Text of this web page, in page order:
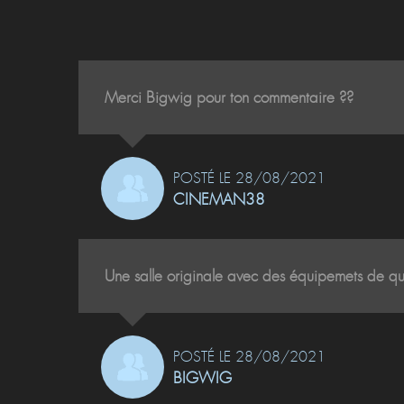
Merci Bigwig pour ton commentaire ??
POSTÉ LE 28/08/2021
CINEMAN38
Une salle originale avec des équipemets de
POSTÉ LE 28/08/2021
BIGWIG